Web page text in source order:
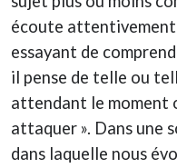
écoute
essayant de
il pense de telle ou
attendant le moment
attaquer ». Dans une
dans laquelle nous